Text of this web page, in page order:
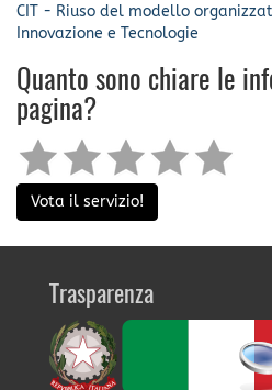
CIT - Riuso del modello
Innovazione e Tecnologie
Quanto sono chiare le
pagina?
Vota il servizio!
Trasparenza